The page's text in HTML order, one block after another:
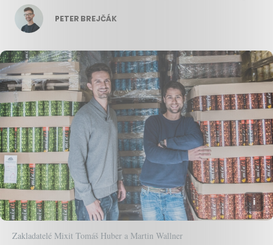
PETER BREJČÁK
Zakladatelé Mixit Tomáš Huber a Martin Wallner